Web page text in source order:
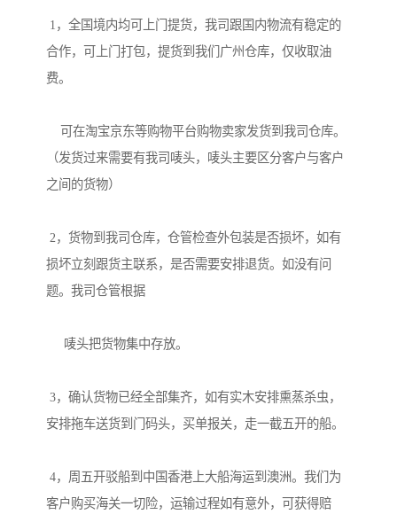
合作，可上门打包，提货到我们广州仓库，仅收取油
费。
（发货过来需要有我司唛头，唛头主要区分客户与客户
之间的货物）
损坏立刻跟货主联系，是否需要安排退货。如没有问
题。我司仓管根据
安排拖车送货到门码头，买单报关，走一截五开的船。
客户购买海关一切险，运输过程如有意外，可获得赔